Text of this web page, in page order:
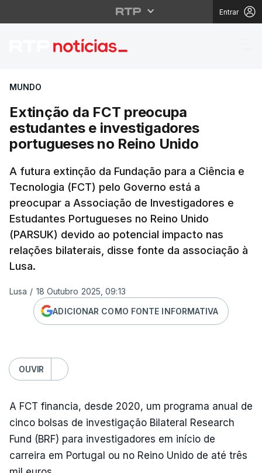
Entrar
Extinção da FCT
MUNDO
Extinção da FCT preocupa
estudantes e investigadores
portugueses no Reino Unido
A futura extinção da Fundação para a Ciência e
Tecnologia (FCT) pelo Governo está a
preocupar a Associação de Investigadores e
Estudantes Portugueses no Reino Unido
(PARSUK) devido ao potencial impacto nas
relações bilaterais, disse fonte da associação à
Lusa.
Lusa / 18 Outubro 2025, 09:13
ADICIONAR COMO FONTE INFORMATIVA
OUVIR
A FCT financia, desde 2020, um programa anual de
cinco bolsas de investigação Bilateral Research
Fund (BRF) para investigadores em início de
carreira em Portugal ou no Reino Unido de até três